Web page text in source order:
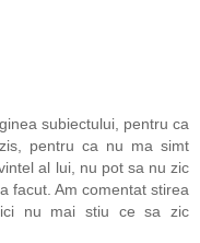
subiectului, pentru ca
pentru ca nu ma simt
al lui, nu pot sa nu zic
facut. Am comentat stirea
nu mai stiu ce sa zic